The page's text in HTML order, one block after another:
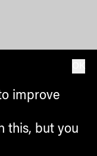
improve
this, but you